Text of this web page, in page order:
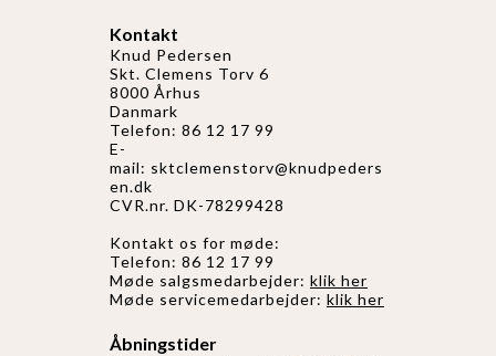
Kontakt
Knud Pedersen
Skt. Clemens Torv 6
8000 Århus
Danmark
Telefon: 86 12 17 99
E-
mail: sktclemenstorv@knudpeders
en.dk
CVR.nr. DK-78299428
Kontakt os for møde:
Telefon: 86 12 17 99
Møde salgsmedarbejder: klik her
Møde servicemedarbejder: klik her
Åbningstider